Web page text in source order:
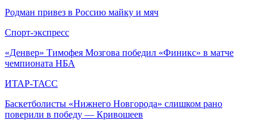
Родман привез в Россию майку и мяч
Спорт-экспресс
«Денвер» Тимофея Мозгова победил «Финикс» в матче
чемпионата НБА
ИТАР-ТАСС
Баскетболисты «Нижнего Новгорода» слишком рано
поверили в победу — Кривошеев